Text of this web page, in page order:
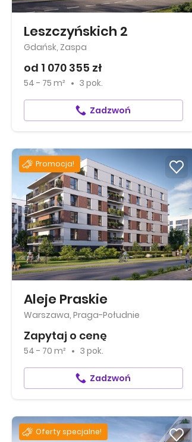
Leszczyńskich 2
Gdańsk, Zaspa
od 1 070 355 zł
54 - 75 m² 3 pok.
Zadzwoń
Promocja!
Aleje Praskie
Warszawa, Praga-Południe
Zapytaj o cenę
54 - 70 m² 3 pok.
Zadzwoń
Oferty specjalne!